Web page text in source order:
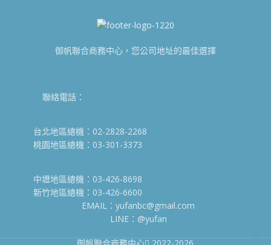
御帆聯合商務中心，您公司地址的最佳選擇
聯絡電話：
台北地區總機：02-2828-2268
桃園地區總機：03-301-3373
中壢地區總機：03-426-8698
新竹地區總機：03-426-6600
EMAIL：yufanbc@gmail.com
LINE：@yufan